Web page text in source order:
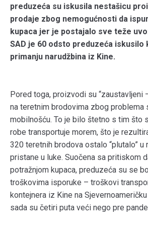
preduzeća su iskusila nestašicu
prodaje zbog nemogućnosti da
kupaca jer je postajalo sve teže
SAD je 60 odsto preduzeća iskusilo
primanju narudžbina iz Kine.
Pored toga, proizvodi su “zaustavljeni
na teretnim brodovima zbog problema
mobilnošću. To je bilo štetno s tim što
robe transportuje morem, što je
320 teretnih brodova ostalo “plutalo” u
pristane u luke. Suočena sa pritiskom
potražnjom kupaca, preduzeća su se
troškovima isporuke – troškovi
kontejnera iz Kine na
sada su četiri puta veći nego pre